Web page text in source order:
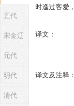
五代
宋金辽
元代
明代
清代
时逢过客爱
译文：
译文及注释：